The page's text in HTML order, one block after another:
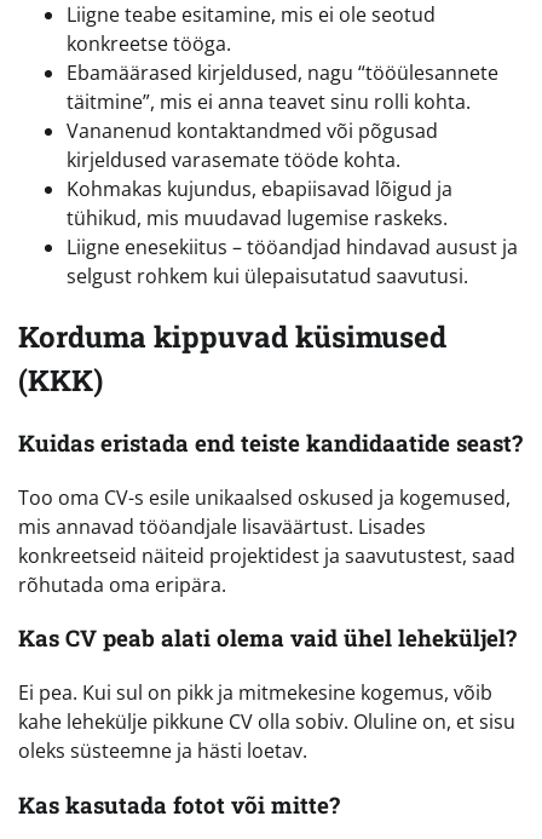
Liigne teabe esitamine, mis ei ole seotud
konkreetse tööga.
Ebamäärased kirjeldused, nagu “tööülesannete
täitmine”, mis ei anna teavet sinu rolli kohta.
Vananenud kontaktandmed või põgusad
kirjeldused varasemate tööde kohta.
Kohmakas kujundus, ebapiisavad lõigud ja
tühikud, mis muudavad lugemise raskeks.
Liigne enesekiitus – tööandjad hindavad ausust ja
selgust rohkem kui ülepaisutatud saavutusi.
Korduma kippuvad küsimused
(KKK)
Kuidas eristada end teiste kandidaatide seast?
Too oma CV-s esile unikaalsed oskused ja kogemused,
mis annavad tööandjale lisaväärtust. Lisades
konkreetseid näiteid projektidest ja saavutustest, saad
rõhutada oma eripära.
Kas CV peab alati olema vaid ühel leheküljel?
Ei pea. Kui sul on pikk ja mitmekesine kogemus, võib
kahe lehekülje pikkune CV olla sobiv. Oluline on, et sisu
oleks süsteemne ja hästi loetav.
Kas kasutada fotot või mitte?